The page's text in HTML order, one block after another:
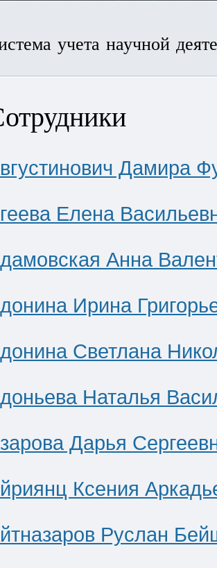
учета научной
Дамира
Елена
Анна
Ирина
Светлана
Наталья
Дарья
Ксения
Руслан